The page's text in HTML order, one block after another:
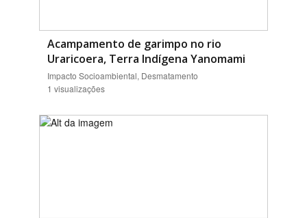
Acampamento de garimpo no rio
Uraricoera, Terra Indígena Yanomami
Impacto Socioambiental, Desmatamento
1 visualizações